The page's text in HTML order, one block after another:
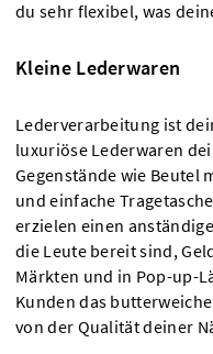
du sehr flexibel, was
Kleine Lederwaren
Lederverarbeitung ist
luxuriöse Lederwaren
Gegenstände wie Beutel
und einfache
erzielen einen
die Leute bereit sind,
Märkten und in Pop-up-
Kunden das
von der Qualität deiner